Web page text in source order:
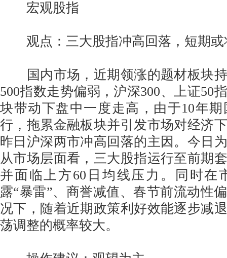
宏观股指
观点：三大股指冲高回落，短期或
国内市场，近期领涨的题材板块持
500指数走势偏弱，沪深300、上证50
块带动下盘中一度走高，由于10年
行，拖累金融板块并引发市场对经济
昨日沪深两市冲高回落的主因。今日
从市场层面看，三大股指运行至前期
并面临上方60日均线压力。同时在
露“暴雷”、商誉减值、春节前流动性
况下，随着近期政策利好效能逐步减
荡调整的概率较大。